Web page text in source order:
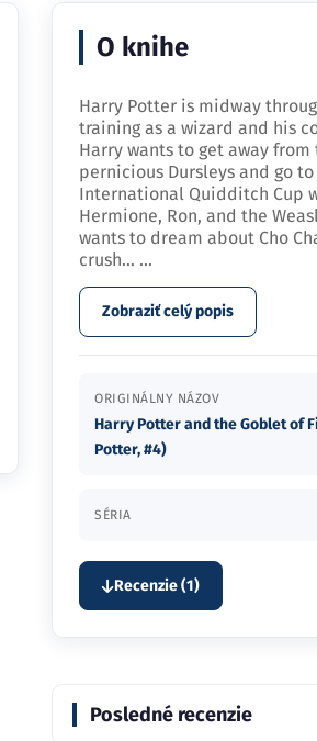
O knihe
Harry Potter is midway
training as a wizard and his
Harry wants to get away from
pernicious Dursleys and go
International Quidditch Cup
Hermione, Ron, and the
wants to dream about Cho
crush… ...
Zobraziť celý popis
ORIGINÁLNY NÁZOV
Harry Potter and the Goblet of
Potter, #4)
SÉRIA
Recenzie (1)
Posledné recenzie